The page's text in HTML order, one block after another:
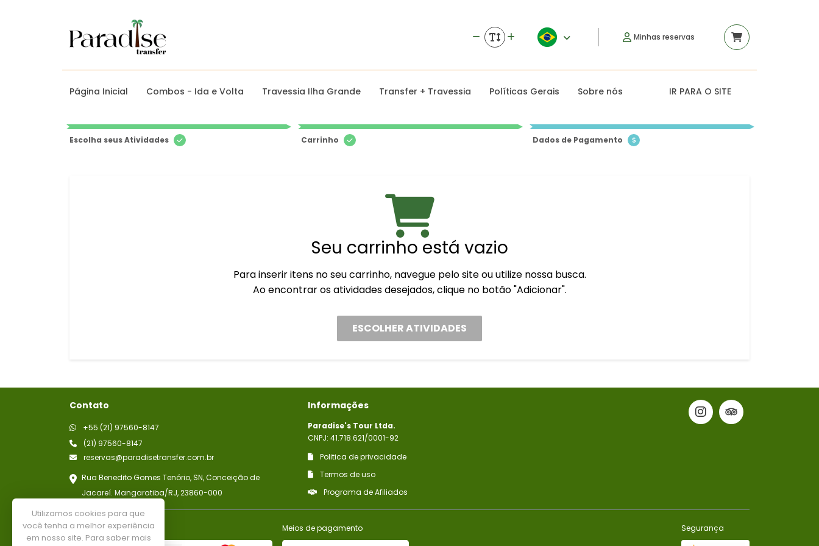
Minhas reservas
Página Inicial Combos - Ida e Volta Travessia Ilha Grande Transfer + Travessia Políticas Gerais Sobre nós IR PARA O SITE
Escolha seus Atividades Carrinho Dados de Pagamento
Seu carrinho está vazio
Para inserir itens no seu carrinho, navegue pelo site ou utilize nossa busca.
Ao encontrar os atividades desejados, clique no botão "Adicionar".
ESCOLHER ATIVIDADES
Contato
+55 (21) 97560-8147
(21) 97560-8147
reservas@paradisetransfer.com.br
Rua Benedito Gomes Tenório, SN, Conceição de
Jacareí. Mangaratiba/RJ, 23860-000
Informações
Paradise's Tour Ltda.
CNPJ: 41.718.621/0001-92
Politica de privacidade
Termos de uso
Programa de Afiliados
Aceitamos os cartões Meios de pagamento Segurança
Utilizamos cookies para que
você tenha a melhor experiência
em nosso site. Para saber mais